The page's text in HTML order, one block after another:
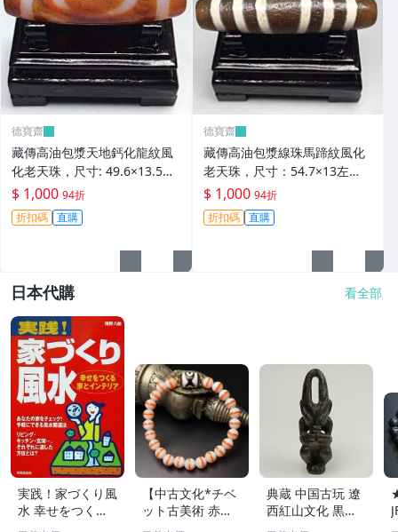
德寶齋
藏傳高油包漿天地鈣化龍紋風
化老天珠，尺寸: 49.6×13.5左
右，材質：瑪瑙， 天珠 瑪瑙
硃砂【德寶齋】406
$ 1,000 94折
折扣碼 直購
德寶齋
藏傳高油包漿線珠馬蹄紋風化
老天珠，尺寸：54.7×13左
右，材質：瑪瑙，玉髓 天珠 瑪
瑙 硃砂【德寶齋】405
$ 1,000 94折
折扣碼 直購
日本代購 看全部
実践！家づくり風
水 幸せをつくる
家とインテリア/
【中古文化*チベ
ット古美術 赤縞
天眼瑪瑙丸珠 天
典蔵 中国古玩 遼
西紅山文化 黒曜
石 黒皮玉 太陽神